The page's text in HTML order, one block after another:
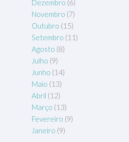
Dezembro (6)
Novembro (7)
Outubro (15)
Setembro (11)
Agosto (8)
Julho (9)
Junho (14)
Maio (13)
Abril (12)
Março (13)
Fevereiro (9)
Janeiro (9)